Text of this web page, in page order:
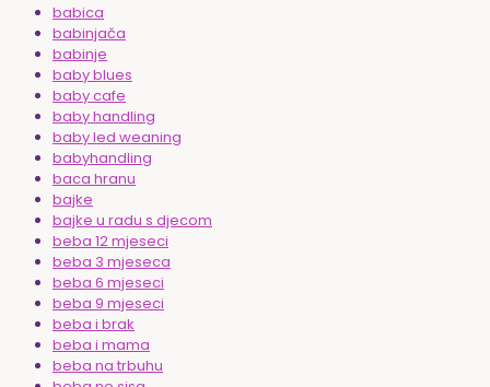
babica
babinjača
babinje
baby blues
baby cafe
baby handling
baby led weaning
babyhandling
baca hranu
bajke
bajke u radu s djecom
beba 12 mjeseci
beba 3 mjeseca
beba 6 mjeseci
beba 9 mjeseci
beba i brak
beba i mama
beba na trbuhu